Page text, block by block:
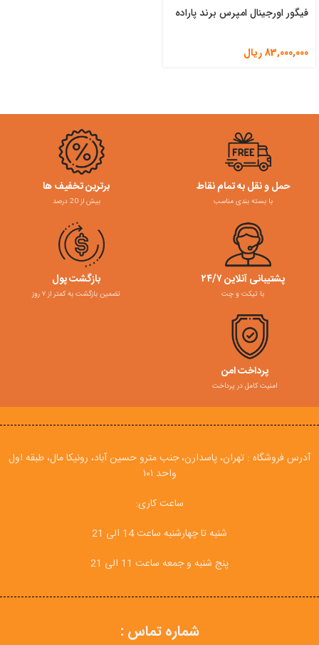
فیگور اورجینال امپرس برند پاراده
83,000,000ریال
حمل و نقل به تمام نقاط
با بسته بندی مناسب
برترین تخفیف ها
بیش از 20 درصد
پشتیبانی آنلاین ۲۴/۷
با تیکت و چت
بازگشت پول
تضمین بازگشت به کمتر از ۷ روز
پرداخت امن
امنیت کامل در پرداخت
آدرس فروشگاه : تهران، پاسدارن، جنب مترو حسین آباد، رونیکا مال، طبقه اول
واحد ۱۰۱
ساعت کاری:
شنبه تا چهارشنبه ساعت 14 الی 21
پنج شنبه و جمعه ساعت 11 الی 21
شماره تماس :